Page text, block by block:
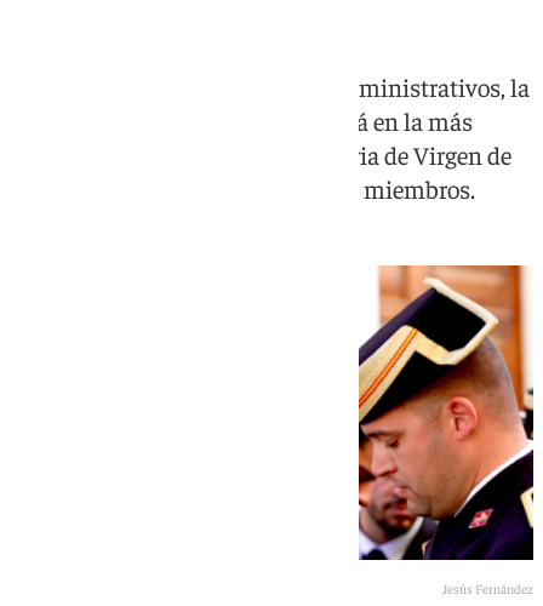
Una vez culminen los trámites administrativos, la
nueva junta directiva se convertirá en la más
numerosa de los 46 años de historia de Virgen de
los Reyes, al estar integrada por 13 miembros.
Jesús Fernández